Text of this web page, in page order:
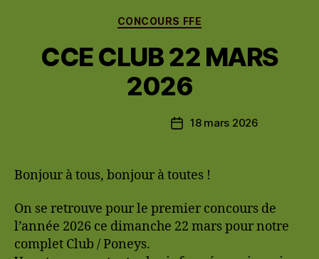
Catégories
CONCOURS FFE
CCE CLUB 22 MARS
2026
Date18 mars 2026
Bonjour à tous, bonjour à toutes !
On se retrouve pour le premier concours de
l’année 2026 ce dimanche 22 mars pour notre
complet Club / Poneys.